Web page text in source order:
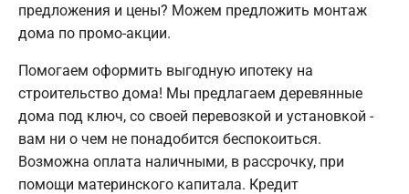
предложения и цены? Можем предложить монтаж
дома по промо-акции.
Помогаем оформить выгодную ипотеку на
строительство дома! Мы предлагаем деревянные
дома под ключ, со своей перевозкой и установкой -
вам ни о чем не понадобится беспокоиться.
Возможна оплата наличными, в рассрочку, при
помощи материнского капитала. Кредит